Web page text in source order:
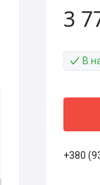
3
В
+380